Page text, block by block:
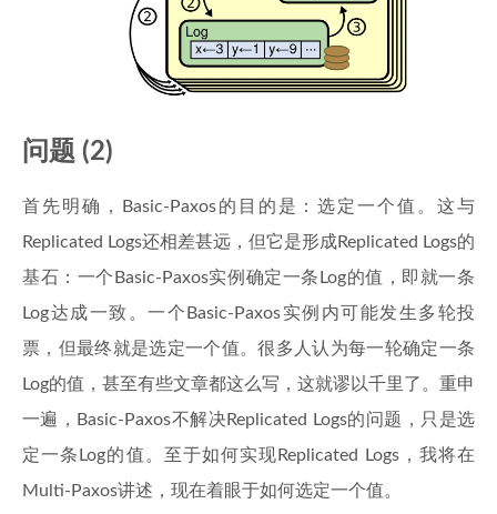
问题 (2)
首先明确，Basic-Paxos的目的是：选定一个值。这与
Replicated Logs还相差甚远，但它是形成Replicated Logs的
基石：一个Basic-Paxos实例确定一条Log的值，即就一条
Log达成一致。一个Basic-Paxos实例内可能发生多轮投
票，但最终就是选定一个值。很多人认为每一轮确定一条
Log的值，甚至有些文章都这么写，这就谬以千里了。重申
一遍，Basic-Paxos不解决Replicated Logs的问题，只是选
定一条Log的值。至于如何实现Replicated Logs，我将在
Multi-Paxos讲述，现在着眼于如何选定一个值。